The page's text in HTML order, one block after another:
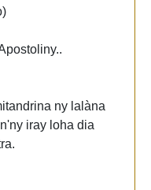
ny lalàna
iray loha dia